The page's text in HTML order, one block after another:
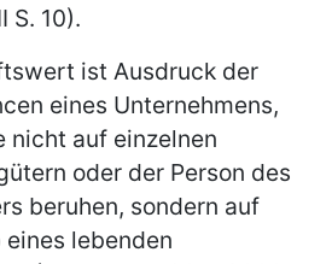
S. 10).
ist Ausdruck der
eines Unternehmens,
nicht auf einzelnen
oder der Person des
beruhen, sondern auf
lebenden